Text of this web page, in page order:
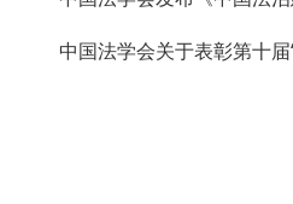
中国法学会关于表彰第十